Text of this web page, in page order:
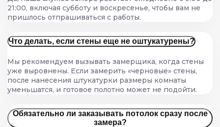
21:00, включая субботу и воскресенье, чтобы вам не
пришлось отпрашиваться с работы.
Что делать, если стены еще не оштукатурены?
Мы рекомендуем вызывать замерщика, когда стены
уже выровнены. Если замерить «черновые» стены,
после нанесения штукатурки размеры комнаты
уменьшатся, и готовое полотно может не подойти.
Обязательно ли заказывать потолок сразу после
замера?